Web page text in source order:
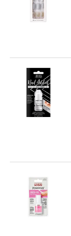
intestino